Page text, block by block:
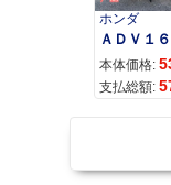
ホンダ
本体価格:
支払総額: